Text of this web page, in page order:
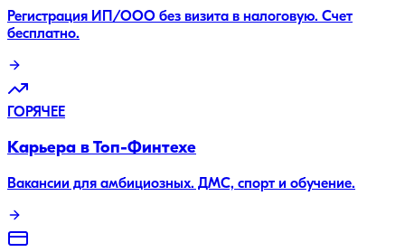
Регистрация ИП/ООО без визита в налоговую. Счет
бесплатно.
ГОРЯЧЕЕ
Карьера в Топ-Финтехе
Вакансии для амбициозных. ДМС, спорт и обучение.